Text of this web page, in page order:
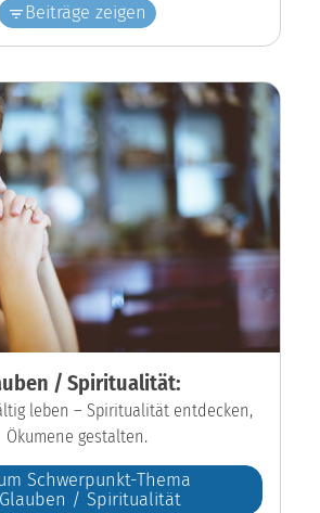
Beiträge zeigen
/ Spiritualität:
leben – Spiritualität entdecken,
Ökumene gestalten.
Schwerpunkt-Thema
Glauben / Spiritualität